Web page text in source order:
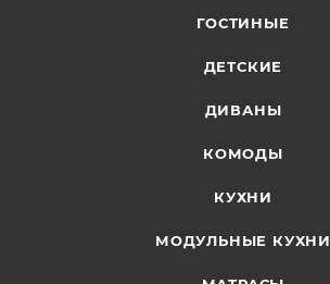
ГОСТИНЫЕ
ДЕТСКИЕ
ДИВАНЫ
КОМОДЫ
КУХНИ
МОДУЛЬНЫЕ КУХНИ